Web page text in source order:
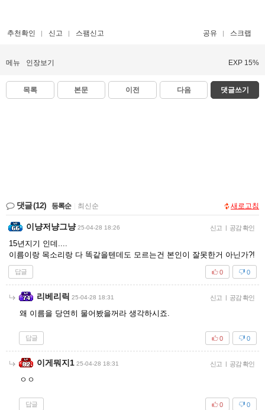
추천확인 신고 스팸신고 공유 스크랩
메뉴 인장보기 EXP 15%
목록 본문 이전 다음 댓글쓰기
댓글(12) 등록순 최신순 새로고침
이냥저냥그냥 25-04-28 18:26 신고 | 공감 확인
15년지기 인데....
이름이랑 목소리랑 다 똑같을텐데도 모르는건 본인이 잘못한거 아닌가?!
답글 0
0
리베리릭 25-04-28 18:31 신고 | 공감 확인
왜 이름을 당연히 물어봤을꺼라 생각하시죠.
답글 0
0
이게뭐지1 25-04-28 18:31 신고 | 공감 확인
ㅇㅇ
답글 0
0